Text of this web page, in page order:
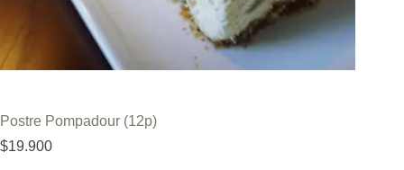
Postre Pompadour (12p)
$19.900